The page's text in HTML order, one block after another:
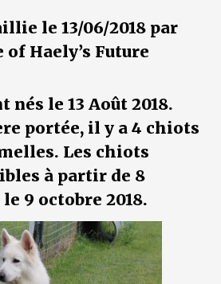
le 13/06/2018 par
of Haely’s Future
nés le 13 Août 2018.
portée, il y a 4 chiots
Les chiots
à partir de 8
9 octobre 2018.